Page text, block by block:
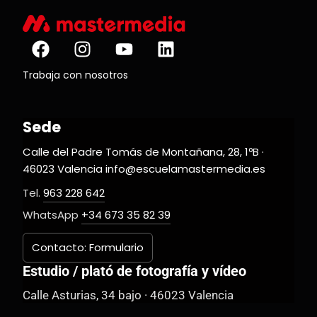
Trabaja con nosotros
Sede
Calle del Padre Tomás de Montañana, 28, 1ºB ·
46023 Valencia info@escuelamastermedia.es
Tel. 963 228 642
WhatsApp +34 673 35 82 39
Contacto: Formulario
Estudio / plató de fotografía y vídeo
Calle Asturias, 34 bajo · 46023 Valencia